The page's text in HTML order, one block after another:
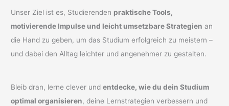
Unser Ziel ist es, Studierenden praktische Tools,
motivierende Impulse und leicht umsetzbare Strategien an
die Hand zu geben, um das Studium erfolgreich zu meistern –
und dabei den Alltag leichter und angenehmer zu gestalten.
Bleib dran, lerne clever undentdecke, wie du dein Studium
optimal organisieren, deine Lernstrategien verbessern und